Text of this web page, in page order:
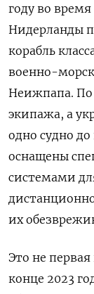
году во
Нидерланды
корабль
военно-
Неижпапа. По
экипажа, а
одно судно до
оснащены
системами
их
Это не
конце 2023